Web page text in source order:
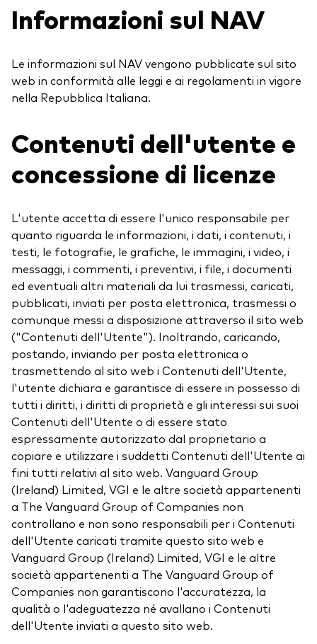
Informazioni sul NAV
Le informazioni sul NAV vengono pubblicate sul sito
web in conformità alle leggi e ai regolamenti in vigore
nella Repubblica Italiana.
Contenuti dell'utente e
concessione di licenze
L'utente accetta di essere l'unico responsabile per
quanto riguarda le informazioni, i dati, i contenuti, i
testi, le fotografie, le grafiche, le immagini, i video, i
messaggi, i commenti, i preventivi, i file, i documenti
ed eventuali altri materiali da lui trasmessi, caricati,
pubblicati, inviati per posta elettronica, trasmessi o
comunque messi a disposizione attraverso il sito web
("Contenuti dell'Utente"). Inoltrando, caricando,
postando, inviando per posta elettronica o
trasmettendo al sito web i Contenuti dell'Utente,
l'utente dichiara e garantisce di essere in possesso di
tutti i diritti, i diritti di proprietà e gli interessi sui suoi
Contenuti dell'Utente o di essere stato
espressamente autorizzato dal proprietario a
copiare e utilizzare i suddetti Contenuti dell'Utente ai
fini tutti relativi al sito web. Vanguard Group
(Ireland) Limited, VGI e le altre società appartenenti
a The Vanguard Group of Companies non
controllano e non sono responsabili per i Contenuti
dell'Utente caricati tramite questo sito web e
Vanguard Group (Ireland) Limited, VGI e le altre
società appartenenti a The Vanguard Group of
Companies non garantiscono l'accuratezza, la
qualità o l'adeguatezza né avallano i Contenuti
dell'Utente inviati a questo sito web.